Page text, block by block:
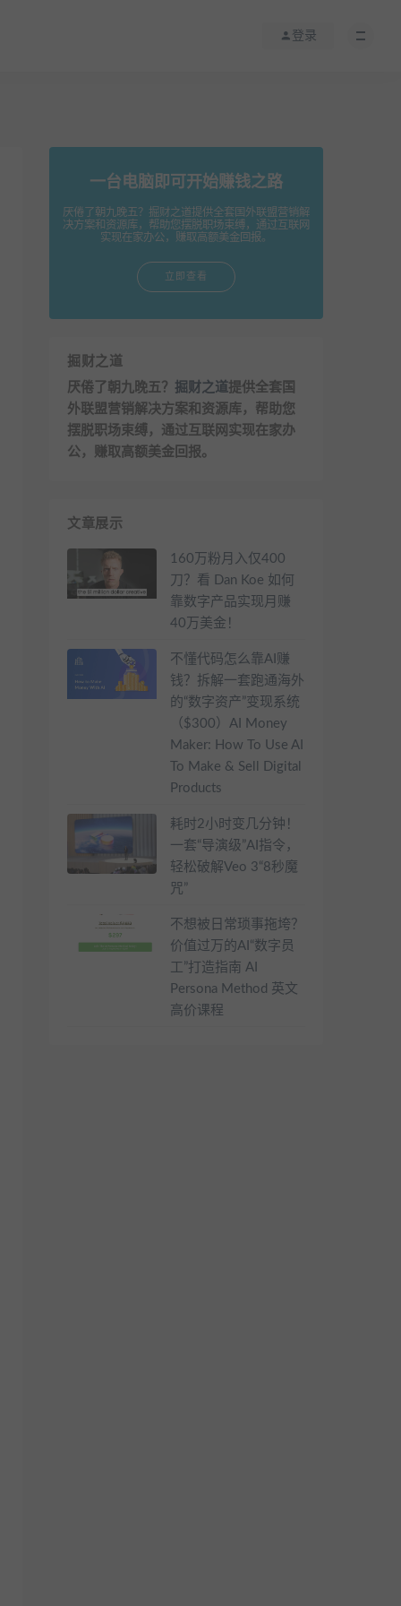
登录
一台电脑即可开始赚钱之路
厌倦了朝九晚五？掘财之道提供全套国外联盟营销解
决方案和资源库，帮助您摆脱职场束缚，通过互联网
实现在家办公，赚取高额美金回报。
立即查看
掘财之道
厌倦了朝九晚五？ 掘财之道提供全套国
外联盟营销解决方案和资源库，帮助您
摆脱职场束缚，通过互联网实现在家办
公，赚取高额美金回报。
文章展示
160万粉月入仅400
刀？看 Dan Koe 如何
靠数字产品实现月赚
40万美金！
不懂代码怎么靠AI赚
钱？拆解一套跑通海外
的“数字资产”变现系统
（$300）AI Money
Maker: How To Use AI
To Make & Sell Digital
Products
耗时2小时变几分钟！
一套“导演级”AI指令，
轻松破解Veo 3“8秒魔
咒”
不想被日常琐事拖垮？
价值过万的AI“数字员
工”打造指南 AI
Persona Method 英文
高价课程